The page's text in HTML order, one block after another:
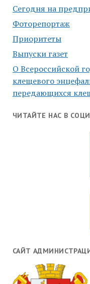
Сегодня на
Фоторепортаж
Приоритеты
Выпуски газет
О Всероссийской
клещевого
передающихся
ЧИТАЙТЕ НАС В
САЙТ